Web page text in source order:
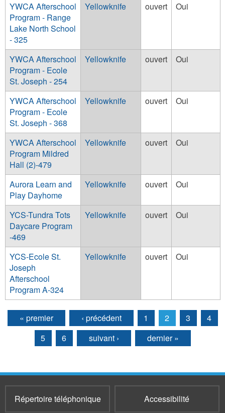
YWCA Afterschool
Program - Range
Lake North School
- 325
Yellowknife ouvert Oui
YWCA Afterschool
Program - Ecole
St. Joseph - 254
Yellowknife ouvert Oui
YWCA Afterschool
Program - Ecole
St. Joseph - 368
Yellowknife ouvert Oui
YWCA Afterschool
Program Mildred
Hall (2)-479
Yellowknife ouvert Oui
Aurora Learn and
Play Dayhome
Yellowknife ouvert Oui
YCS-Tundra Tots
Daycare Program
-469
Yellowknife ouvert Oui
YCS-Ecole St.
Joseph
Afterschool
Program A-324
Yellowknife ouvert Oui
Pages
« premier ‹ précédent 1 2 3
4
5
6 suivant › dernier »
Répertoire téléphonique Accessibilité